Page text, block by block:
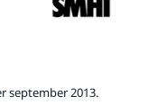
september 2013.